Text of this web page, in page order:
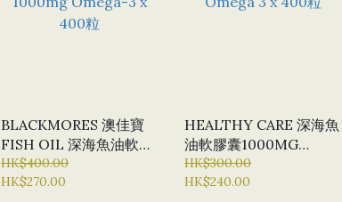
BLACKMORES 澳佳寶
FISH OIL 深海魚油軟膠
囊 1000MG OMEGA-3
X 400粒
HK$400.00
HK$270.00
HEALTHY CARE 深海魚
油軟膠囊1000MG
OMEGA 3 X 400粒
HK$300.00
HK$240.00